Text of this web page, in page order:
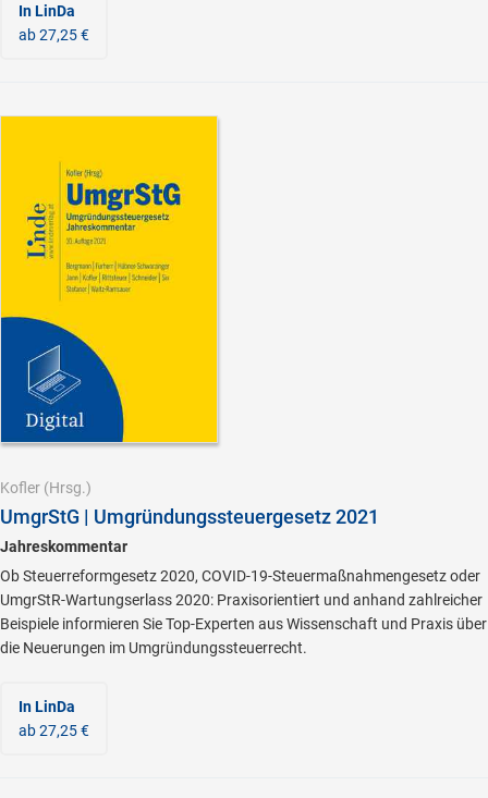
In LinDa
ab 27,25 €
Kofler (Hrsg.)
UmgrStG | Umgründungssteuergesetz 2021
Jahreskommentar
Ob Steuerreformgesetz 2020, COVID-19-Steuermaßnahmengesetz oder
UmgrStR-Wartungserlass 2020: Praxisorientiert und anhand zahlreicher
Beispiele informieren Sie Top-Experten aus Wissenschaft und Praxis über
die Neuerungen im Umgründungssteuerrecht.
In LinDa
ab 27,25 €